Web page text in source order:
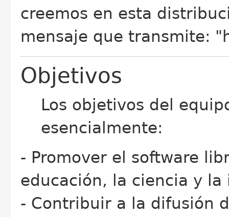
creemos en esta
mensaje que transmite:
Objetivos
Los objetivos del
esencialmente:
- Promover el software
educación, la ciencia y la
- Contribuir a la difusión